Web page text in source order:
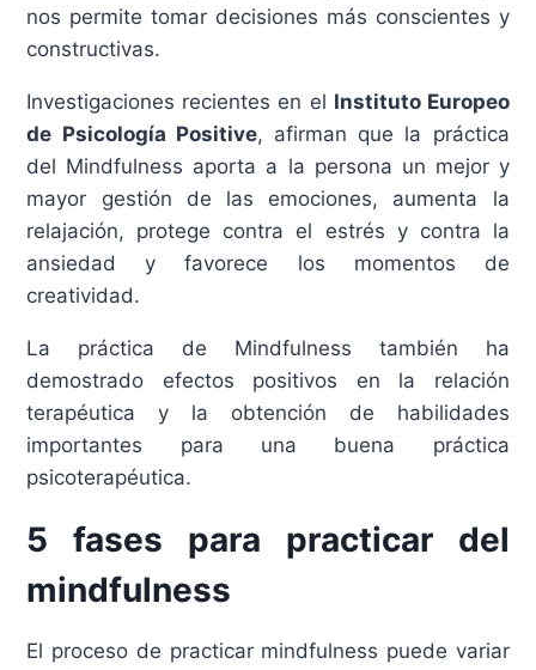
nos permite tomar decisiones más conscientes y
constructivas.
Investigaciones recientes en el Instituto Europeo
de Psicología Positive, afirman que la práctica
del Mindfulness aporta a la persona un mejor y
mayor gestión de las emociones, aumenta la
relajación, protege contra el estrés y contra la
ansiedad y favorece los momentos de
creatividad.
La práctica de Mindfulness también ha
demostrado efectos positivos en la relación
terapéutica y la obtención de habilidades
importantes para una buena práctica
psicoterapéutica.
5 fases para practicar del
mindfulness
El proceso de practicar mindfulness puede variar